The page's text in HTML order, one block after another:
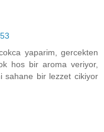
yaparim, gercekten
hos bir aroma veriyor,
sahane bir lezzet cikiyor